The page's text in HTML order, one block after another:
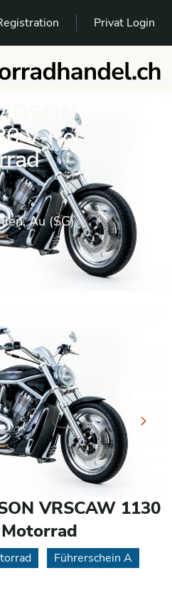
Privat Login
V-Rod -
Au (SG)
Custom Motorrad
VRSCAW 1130
Führerschein A